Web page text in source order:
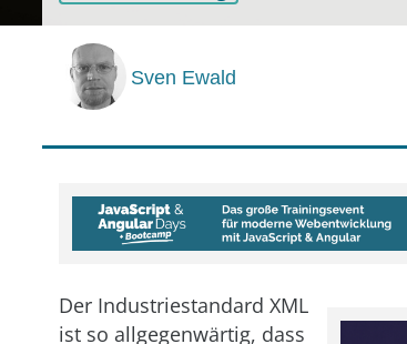
Sven Ewald
Der Industriestandard XML
ist so allgegenwärtig, dass